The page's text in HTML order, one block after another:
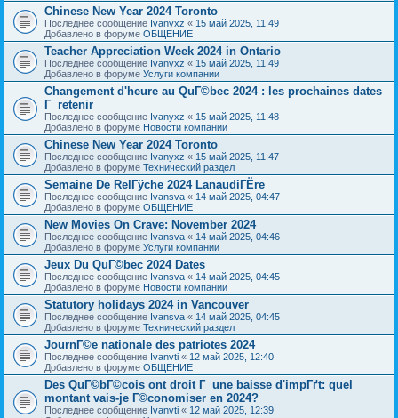
Chinese New Year 2024 Toronto
Последнее сообщение Ivanyxz « 15 май 2025, 11:49
Добавлено в форуме ОБЩЕНИЕ
Teacher Appreciation Week 2024 in Ontario
Последнее сообщение Ivanyxz « 15 май 2025, 11:49
Добавлено в форуме Услуги компании
Changement d'heure au QuГ©bec 2024 : les prochaines dates
Г retenir
Последнее сообщение Ivanyxz « 15 май 2025, 11:48
Добавлено в форуме Новости компании
Chinese New Year 2024 Toronto
Последнее сообщение Ivanyxz « 15 май 2025, 11:47
Добавлено в форуме Технический раздел
Semaine De RelГўche 2024 LanaudiГЁre
Последнее сообщение Ivansva « 14 май 2025, 04:47
Добавлено в форуме ОБЩЕНИЕ
New Movies On Crave: November 2024
Последнее сообщение Ivansva « 14 май 2025, 04:46
Добавлено в форуме Услуги компании
Jeux Du QuГ©bec 2024 Dates
Последнее сообщение Ivansva « 14 май 2025, 04:45
Добавлено в форуме Новости компании
Statutory holidays 2024 in Vancouver
Последнее сообщение Ivansva « 14 май 2025, 04:45
Добавлено в форуме Технический раздел
JournГ©e nationale des patriotes 2024
Последнее сообщение Ivanvti « 12 май 2025, 12:40
Добавлено в форуме ОБЩЕНИЕ
Des QuГ©bГ©cois ont droit Г une baisse d'impГґt: quel
montant vais-je Г©conomiser en 2024?
Последнее сообщение Ivanvti « 12 май 2025, 12:39